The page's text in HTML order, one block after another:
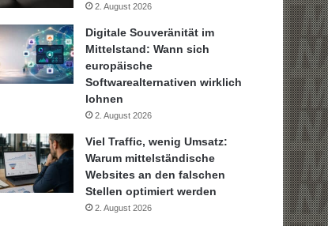
2. August 2026
Digitale Souveränität im
Mittelstand: Wann sich
europäische
Softwarealternativen wirklich
lohnen
2. August 2026
Viel Traffic, wenig Umsatz:
Warum mittelständische
Websites an den falschen
Stellen optimiert werden
2. August 2026